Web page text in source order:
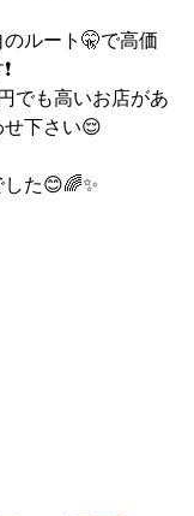
ルート🤫で高価
でも高いお店があ
下さい😌
た😊🌈✨